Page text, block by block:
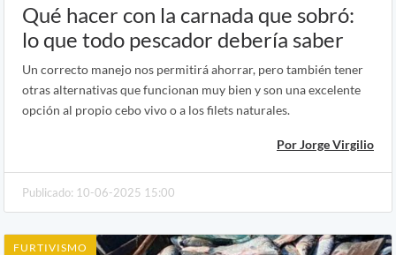
Qué hacer con la carnada que sobró:
lo que todo pescador debería saber
Un correcto manejo nos permitirá ahorrar, pero también tener
otras alternativas que funcionan muy bien y son una excelente
opción al propio cebo vivo o a los filets naturales.
Por Jorge Virgilio
Publicado: 10-06-2025 15:00
FURTIVISMO